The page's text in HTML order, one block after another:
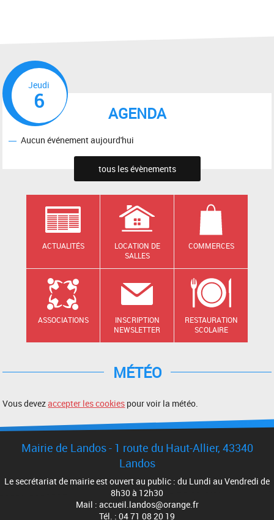
AGENDA
Jeudi
6
Aucun événement aujourd'hui
tous les évènements
ACTUALITÉS
LOCATION DE
SALLES
COMMERCES
ASSOCIATIONS
INSCRIPTION
NEWSLETTER
RESTAURATION
SCOLAIRE
MÉTÉO
Vous devezaccepter les cookies pour voir la météo.
Mairie de Landos - 1 route du Haut-Allier, 43340
Landos
Le secrétariat de mairie est ouvert au public : du Lundi au Vendredi de
8h30 à 12h30
Mail : accueil.landos@orange.fr
Tél. : 04 71 08 20 19